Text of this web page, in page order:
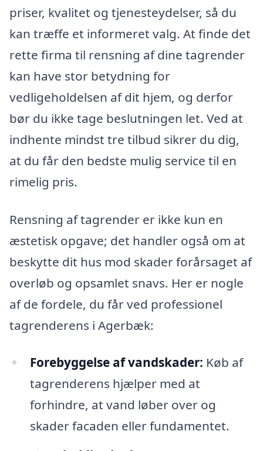
priser, kvalitet og tjenesteydelser, så du
kan træffe et informeret valg. At finde det
rette firma til rensning af dine tagrender
kan have stor betydning for
vedligeholdelsen af dit hjem, og derfor
bør du ikke tage beslutningen let. Ved at
indhente mindst tre tilbud sikrer du dig,
at du får den bedste mulig service til en
rimelig pris.
Rensning af tagrender er ikke kun en
æstetisk opgave; det handler også om at
beskytte dit hus mod skader forårsaget af
overløb og opsamlet snavs. Her er nogle
af de fordele, du får ved professionel
tagrenderens i Agerbæk:
Forebyggelse af vandskader: Køb af
tagrenderens hjælper med at
forhindre, at vand løber over og
skader facaden eller fundamentet.